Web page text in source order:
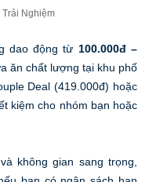
Nghiệm
dao động từ 100.000đ –
ăn chất lượng tại khu phố
Deal (419.000đ) hoặc
kiệm cho nhóm bạn hoặc
không gian sang trọng,